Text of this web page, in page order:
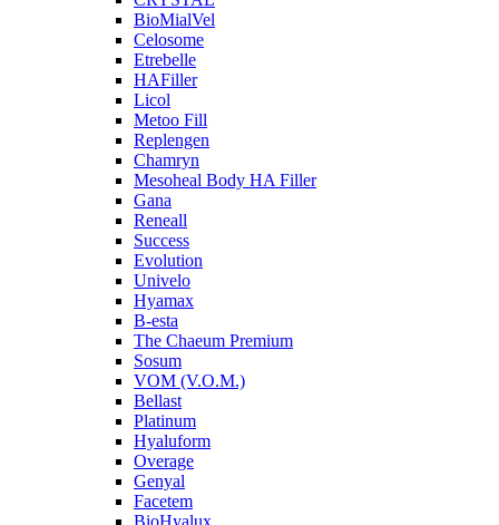
BioMialVel
Celosome
Etrebelle
HAFiller
Licol
Metoo Fill
Replengen
Chamryn
Mesoheal Body HA Filler
Gana
Reneall
Success
Evolution
Univelo
Hyamax
B-esta
The Chaeum Premium
Sosum
VOM (V.O.M.)
Bellast
Platinum
Hyaluform
Overage
Genyal
Facetem
BioHyalux